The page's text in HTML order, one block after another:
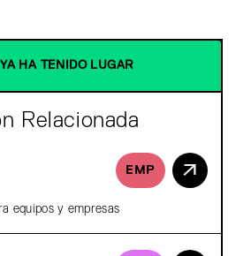
HA TENIDO LUGAR
Relacionada
EMP
equipos y empresas